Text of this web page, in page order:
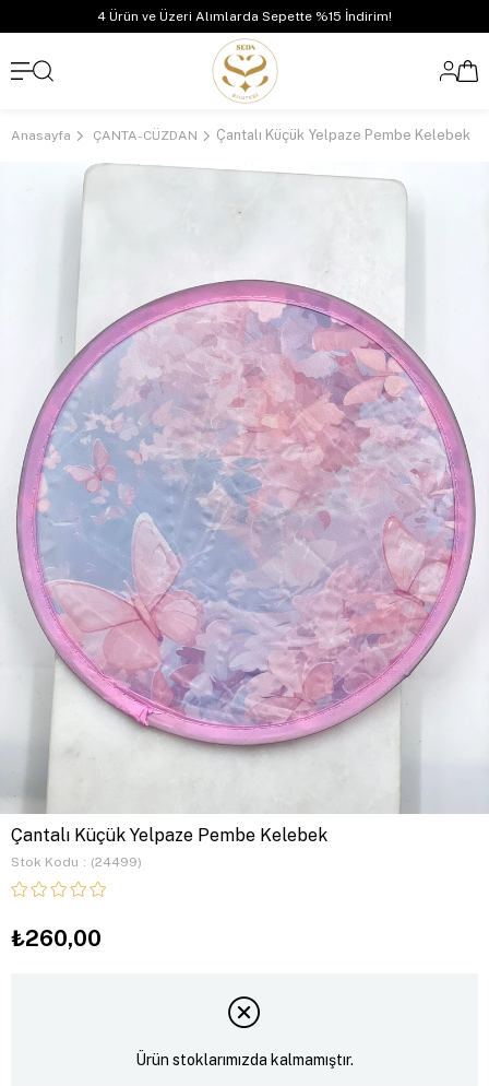
4 Ürün ve Üzeri Alımlarda Sepette %15 İndirim!
Anasayfa ÇANTA-CÜZDAN Çantalı Küçük Yelpaze Pembe Kelebek
Çantalı Küçük Yelpaze Pembe Kelebek
Stok Kodu (24499)
₺260,00
Ürün stoklarımızda kalmamıştır.